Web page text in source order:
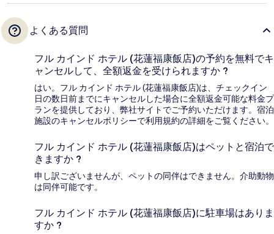
よくある質問
フル カインド ホテル (花蓮福康飯店)の予約を無料でキ
ャンセルして、全額返金を受けられますか ?
はい。フル カインド ホテル (花蓮福康飯店)は、チェックイン
日の数日前までにキャンセルした場合に全額返金可能な料金プ
ランを提供しており、弊社サイトでご予約いただけます。宿泊
施設のキャンセルポリシーで利用規約の詳細をご覧ください。
フル カインド ホテル (花蓮福康飯店)はペットと宿泊で
きますか ?
申し訳ございませんが、ペットの同伴はできません。介助動物
は同伴可能です。
フル カインド ホテル (花蓮福康飯店)に駐車場はありま
すか ?